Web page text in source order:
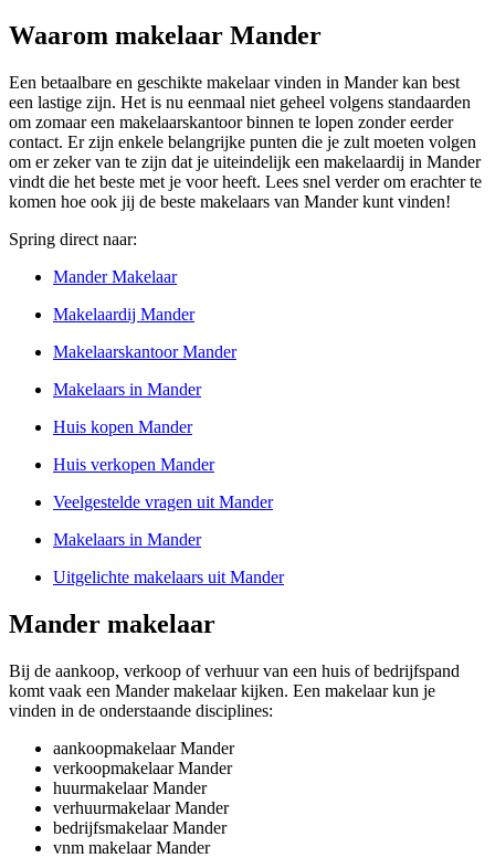
Waarom makelaar Mander
Een betaalbare en geschikte makelaar vinden in Mander kan best
een lastige zijn. Het is nu eenmaal niet geheel volgens standaarden
om zomaar een makelaarskantoor binnen te lopen zonder eerder
contact. Er zijn enkele belangrijke punten die je zult moeten volgen
om er zeker van te zijn dat je uiteindelijk een makelaardij in Mander
vindt die het beste met je voor heeft. Lees snel verder om erachter te
komen hoe ook jij de beste makelaars van Mander kunt vinden!
Spring direct naar:
Mander Makelaar
Makelaardij Mander
Makelaarskantoor Mander
Makelaars in Mander
Huis kopen Mander
Huis verkopen Mander
Veelgestelde vragen uit Mander
Makelaars in Mander
Uitgelichte makelaars uit Mander
Mander makelaar
Bij de aankoop, verkoop of verhuur van een huis of bedrijfspand
komt vaak een Mander makelaar kijken. Een makelaar kun je
vinden in de onderstaande disciplines:
aankoopmakelaar Mander
verkoopmakelaar Mander
huurmakelaar Mander
verhuurmakelaar Mander
bedrijfsmakelaar Mander
vnm makelaar Mander